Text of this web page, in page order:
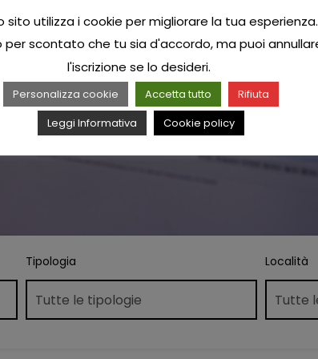
Tipologia Località
sito utilizza i cookie per migliorare la tua esperienza.
per scontato che tu sia d'accordo, ma puoi
l'iscrizione se lo desideri.
Personalizza cookie Accetta tutto
Rifiuta
Leggi Informativa
Cookie policy